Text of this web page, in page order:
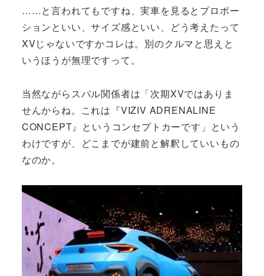
……と言われてもですね、実車を見るとプロポー
ションといい、サイズ感といい、どう考えたって
XVじゃないですかコレは。別のクルマと思えと
いうほうが無理ですって。
当然ながらスバル関係者は「次期XVではありま
せんからね。これは『VIZIV ADRENALINE
CONCEPT』というコンセプトカーです」という
わけですが、どこまでが建前と解釈していいもの
なのか。